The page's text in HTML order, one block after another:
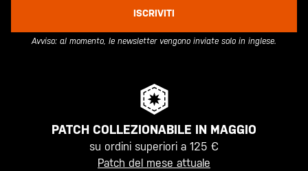
ISCRIVITI
Avviso: al momento, le newsletter vengono inviate solo in inglese.
PATCH COLLEZIONABILE IN MAGGIO
su ordini superiori a 125 €
Patch del mese attuale